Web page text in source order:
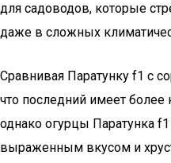
для садоводов, которые
даже в сложных
Сравнивая Паратунку f1 с
что последний имеет более
однако огурцы Паратунка
выраженным вкусом и